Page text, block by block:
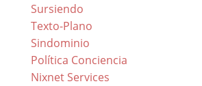
Sursiendo
Texto-Plano
Sindominio
Política Conciencia
Nixnet Services